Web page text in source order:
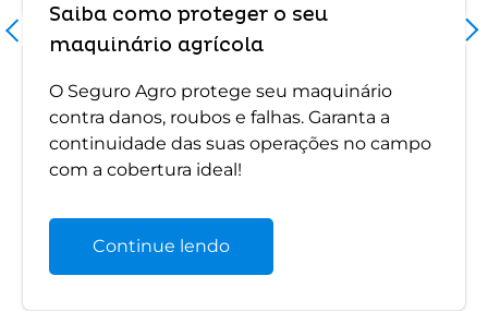
Saiba como proteger o seu
maquinário agrícola
O Seguro Agro protege seu maquinário
contra danos, roubos e falhas. Garanta a
continuidade das suas operações no campo
com a cobertura ideal!
Continue lendo